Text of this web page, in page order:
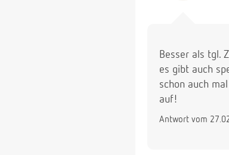
Besser als tgl.
es gibt auch
schon auch
auf!
Antwort vom